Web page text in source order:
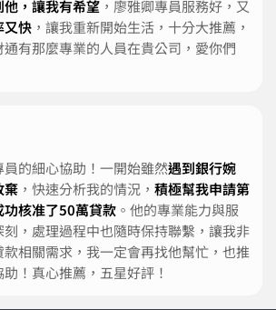
，讓我有希望 ，廖雅卿專員服務好，又
又快 ，讓我重新開始生活，十分大推薦，
有那麼專業的人員在貴公司，愛你們
的細心協助！一開始雖然遇到銀行婉
棄 ，快速分析我的情況， 積極幫我申請第
核准了50萬貸款 。他的專業能力與服
，處理過程中也隨時保持聯繫，讓我非
相關需求，我一定會再找他幫忙，也推
！真心推薦，五星好評！